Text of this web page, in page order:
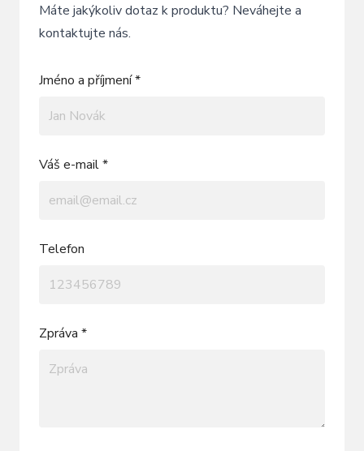
Máte jakýkoliv dotaz k produktu? Neváhejte a
kontaktujte nás.
Jméno a příjmení *
Váš e-mail *
Telefon
Zpráva *